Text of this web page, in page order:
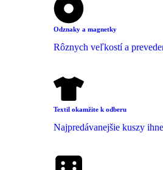
Odznaky a magnetky
Rôznych veľkostí a
Textil okamžite k odberu
Najpredávanejšie kuszy